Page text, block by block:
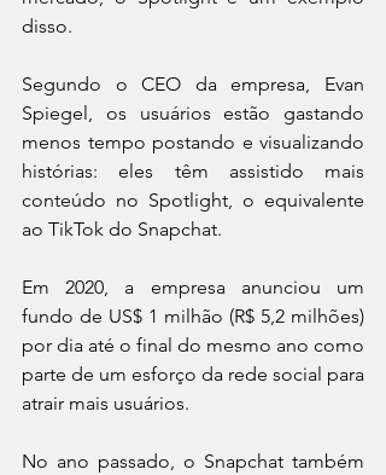
disso.
Segundo o CEO da empresa, Evan
Spiegel, os usuários estão gastando
menos tempo postando e visualizando
histórias: eles têm assistido mais
conteúdo no Spotlight, o equivalente
ao TikTok do Snapchat.
Em 2020, a empresa anunciou um
fundo de US$ 1 milhão (R$ 5,2 milhões)
por dia até o final do mesmo ano como
parte de um esforço da rede social para
atrair mais usuários.
No ano passado, o Snapchat também